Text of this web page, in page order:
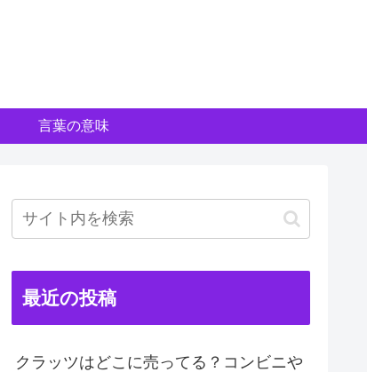
言葉の意味
最近の投稿
クラッツはどこに売ってる？コンビニや